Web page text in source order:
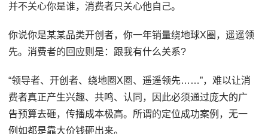
并不关心你是谁，消费者只关心他自己。
你说你是某某品类开创者，你一年销量绕地球X圈，遥遥领
先。消费者的回应则是：跟我有什么关系?
“领导者、开创者、绕地圈X圈、遥遥领先……”，难以让消
费者真正产生兴趣、共鸣、认同，因此必须通过庞大的广
告预算去砸，传播成本极高。所谓的定位成功案例，无一
例如都是靠大价钱砸出来。